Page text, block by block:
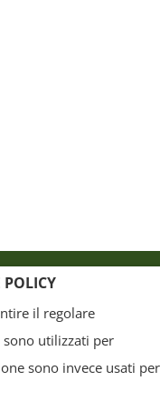
di Sicilia" e tutelati dal
per il download, sono da
il regolare
utilizzati per
sono invece usati per